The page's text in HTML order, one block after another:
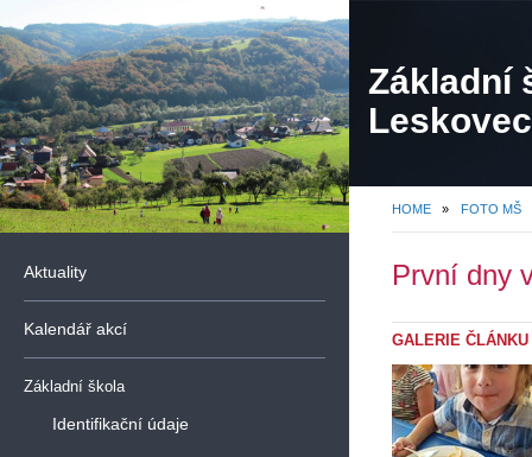
Základní
HOME » FOTO MŠ
Aktuality
Kalendář akcí
Základní škola
Identifikační údaje
První dny
GALERIE ČLÁNKU